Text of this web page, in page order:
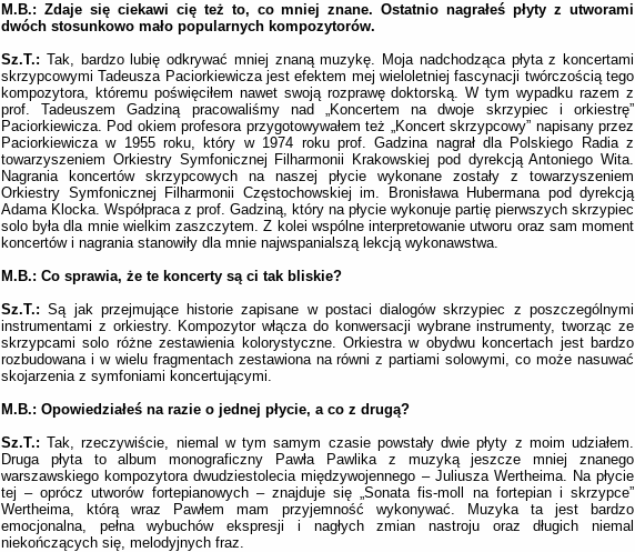
M.B.: Zdaje się ciekawi cię też to, co mniej znane. Ostatnio nagrałeś płyty z utworami
dwóch stosunkowo mało popularnych kompozytorów.
Sz.T.: Tak, bardzo lubię odkrywać mniej znaną muzykę. Moja nadchodząca płyta z koncertami
skrzypcowymi Tadeusza Paciorkiewicza jest efektem mej wieloletniej fascynacji twórczością tego
kompozytora, któremu poświęciłem nawet swoją rozprawę doktorską. W tym wypadku razem z
prof. Tadeuszem Gadziną pracowaliśmy nad „Koncertem na dwoje skrzypiec i orkiestrę”
Paciorkiewicza. Pod okiem profesora przygotowywałem też „Koncert skrzypcowy” napisany przez
Paciorkiewicza w 1955 roku, który w 1974 roku prof. Gadzina nagrał dla Polskiego Radia z
towarzyszeniem Orkiestry Symfonicznej Filharmonii Krakowskiej pod dyrekcją Antoniego Wita.
Nagrania koncertów skrzypcowych na naszej płycie wykonane zostały z towarzyszeniem
Orkiestry Symfonicznej Filharmonii Częstochowskiej im. Bronisława Hubermana pod dyrekcją
Adama Klocka. Współpraca z prof. Gadziną, który na płycie wykonuje partię pierwszych skrzypiec
solo była dla mnie wielkim zaszczytem. Z kolei wspólne interpretowanie utworu oraz sam moment
koncertów i nagrania stanowiły dla mnie najwspanialszą lekcją wykonawstwa.
M.B.: Co sprawia, że te koncerty są ci tak bliskie?
Sz.T.: Są jak przejmujące historie zapisane w postaci dialogów skrzypiec z poszczególnymi
instrumentami z orkiestry. Kompozytor włącza do konwersacji wybrane instrumenty, tworząc ze
skrzypcami solo różne zestawienia kolorystyczne. Orkiestra w obydwu koncertach jest bardzo
rozbudowana i w wielu fragmentach zestawiona na równi z partiami solowymi, co może nasuwać
skojarzenia z symfoniami koncertującymi.
M.B.: Opowiedziałeś na razie o jednej płycie, a co z drugą?
Sz.T.: Tak, rzeczywiście, niemal w tym samym czasie powstały dwie płyty z moim udziałem.
Druga płyta to album monograficzny Pawła Pawlika z muzyką jeszcze mniej znanego
warszawskiego kompozytora dwudziestolecia międzywojennego – Juliusza Wertheima. Na płycie
tej – oprócz utworów fortepianowych – znajduje się „Sonata fis-moll na fortepian i skrzypce”
Wertheima, którą wraz Pawłem mam przyjemność wykonywać. Muzyka ta jest bardzo
emocjonalna, pełna wybuchów ekspresji i nagłych zmian nastroju oraz długich niemal
niekończących się, melodyjnych fraz.